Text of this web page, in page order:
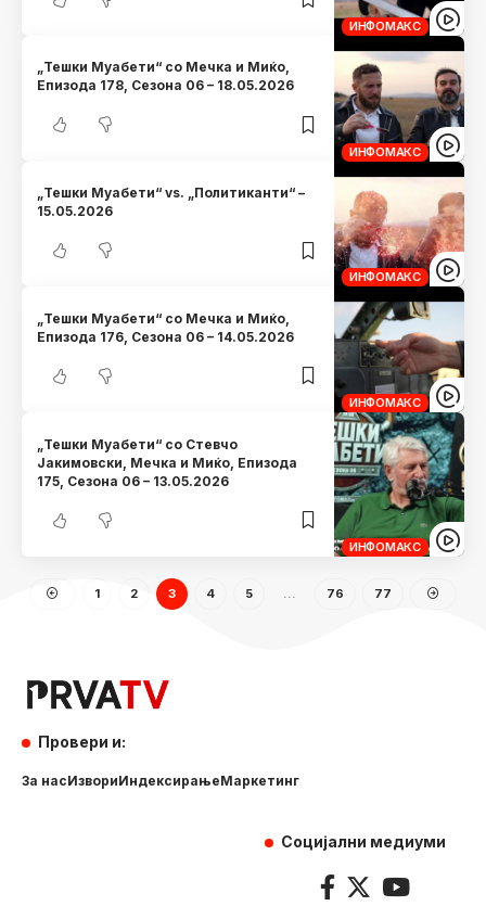
ИНФОМАКС
ИНФОМАКС
„Тешки Муабети“ со Мечка и Миќо,
Eпизода 178, Сезона 06 – 18.05.2026
ИНФОМАКС
„Тешки Муабети“ vs. „Политиканти“ –
15.05.2026
ИНФОМАКС
„Тешки Муабети“ со Мечка и Миќо,
Eпизода 176, Сезона 06 – 14.05.2026
ИНФОМАКС
„Тешки Муабети“ со Стевчо
Јакимовски, Мечка и Миќо, Eпизода
175, Сезона 06 – 13.05.2026
1 2 3 4 5 … 76 77
Провери и:
За насИзвориИндексирањеМаркетинг
Социјални медиуми